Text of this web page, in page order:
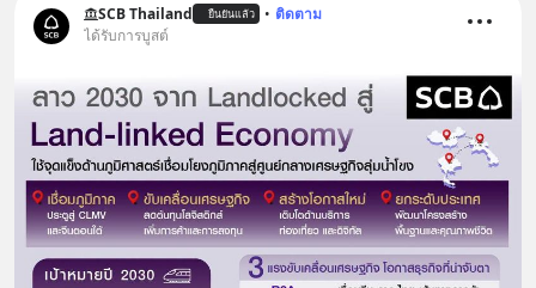
SCB Thailand ยืนยันแล้ว • ติดตาม
ได้รับการบูสต์